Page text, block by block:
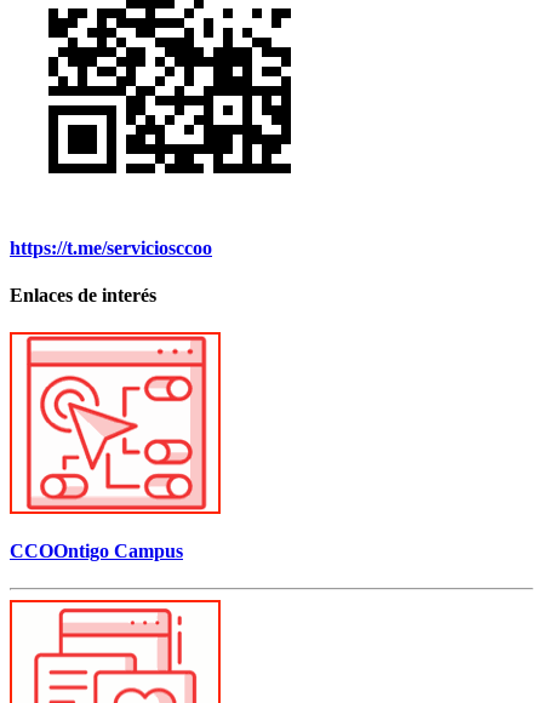
https://t.me/serviciosccoo
Enlaces de interés
CCOOntigo Campus